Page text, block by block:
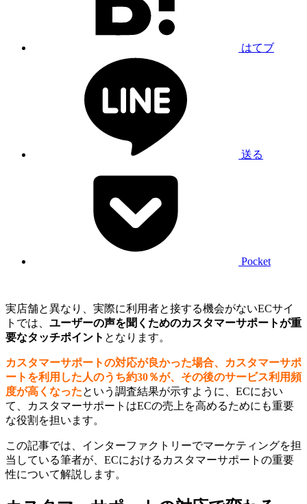
はてブ
送る
Pocket
実店舗と異なり、実際に利用者と接する機会がないECサイ
トでは、 ユーザーの声を聞くためのカスタマーサポートが重
要なタッチポイント となります。
カスタマーサポートの対応が良かった場合、カスタマーサポ
ートを利用した人のうち約30％が、その後のサービス利用頻
度が高くなったという調査結果が示すように、ECにおい
て、カスタマーサポートはECの売上を高めるためにも重要
な役割を担います。
この記事では、インターファクトリーでマーケティングを担
当している筆者が、ECにおけるカスタマーサポートの重要
性について解説します。